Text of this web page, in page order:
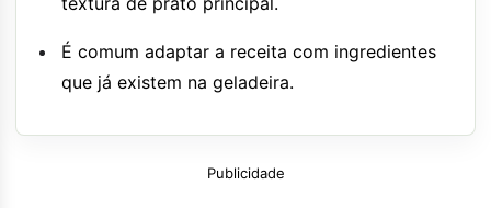
É comum adaptar a receita com ingredientes
que já existem na geladeira.
Publicidade